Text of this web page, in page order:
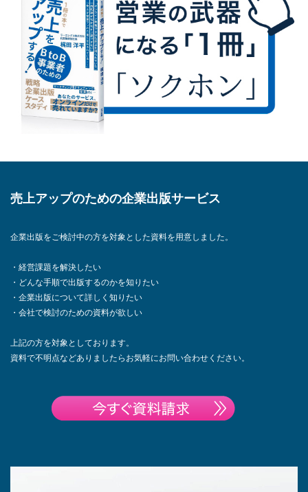
売上アップのための企業出版サービス
企業出版をご検討中の方を対象とした資料を用意しました。
・経営課題を解決したい
・どんな手順で出版するのかを知りたい
・企業出版について詳しく知りたい
・会社で検討のための資料が欲しい
上記の方を対象としております。
資料で不明点などありましたらお気軽にお問い合わせください。